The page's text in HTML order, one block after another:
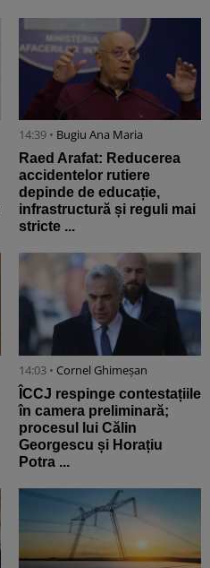
14:39 • Bugiu ⁠Ana Maria
Raed Arafat: Reducerea
accidentelor rutiere
depinde de educație,
infrastructură și reguli mai
stricte ...
14:03 • Cornel Ghimeșan
ÎCCJ respinge contestațiile
în camera preliminară;
procesul lui Călin
Georgescu și Horațiu
Potra ...